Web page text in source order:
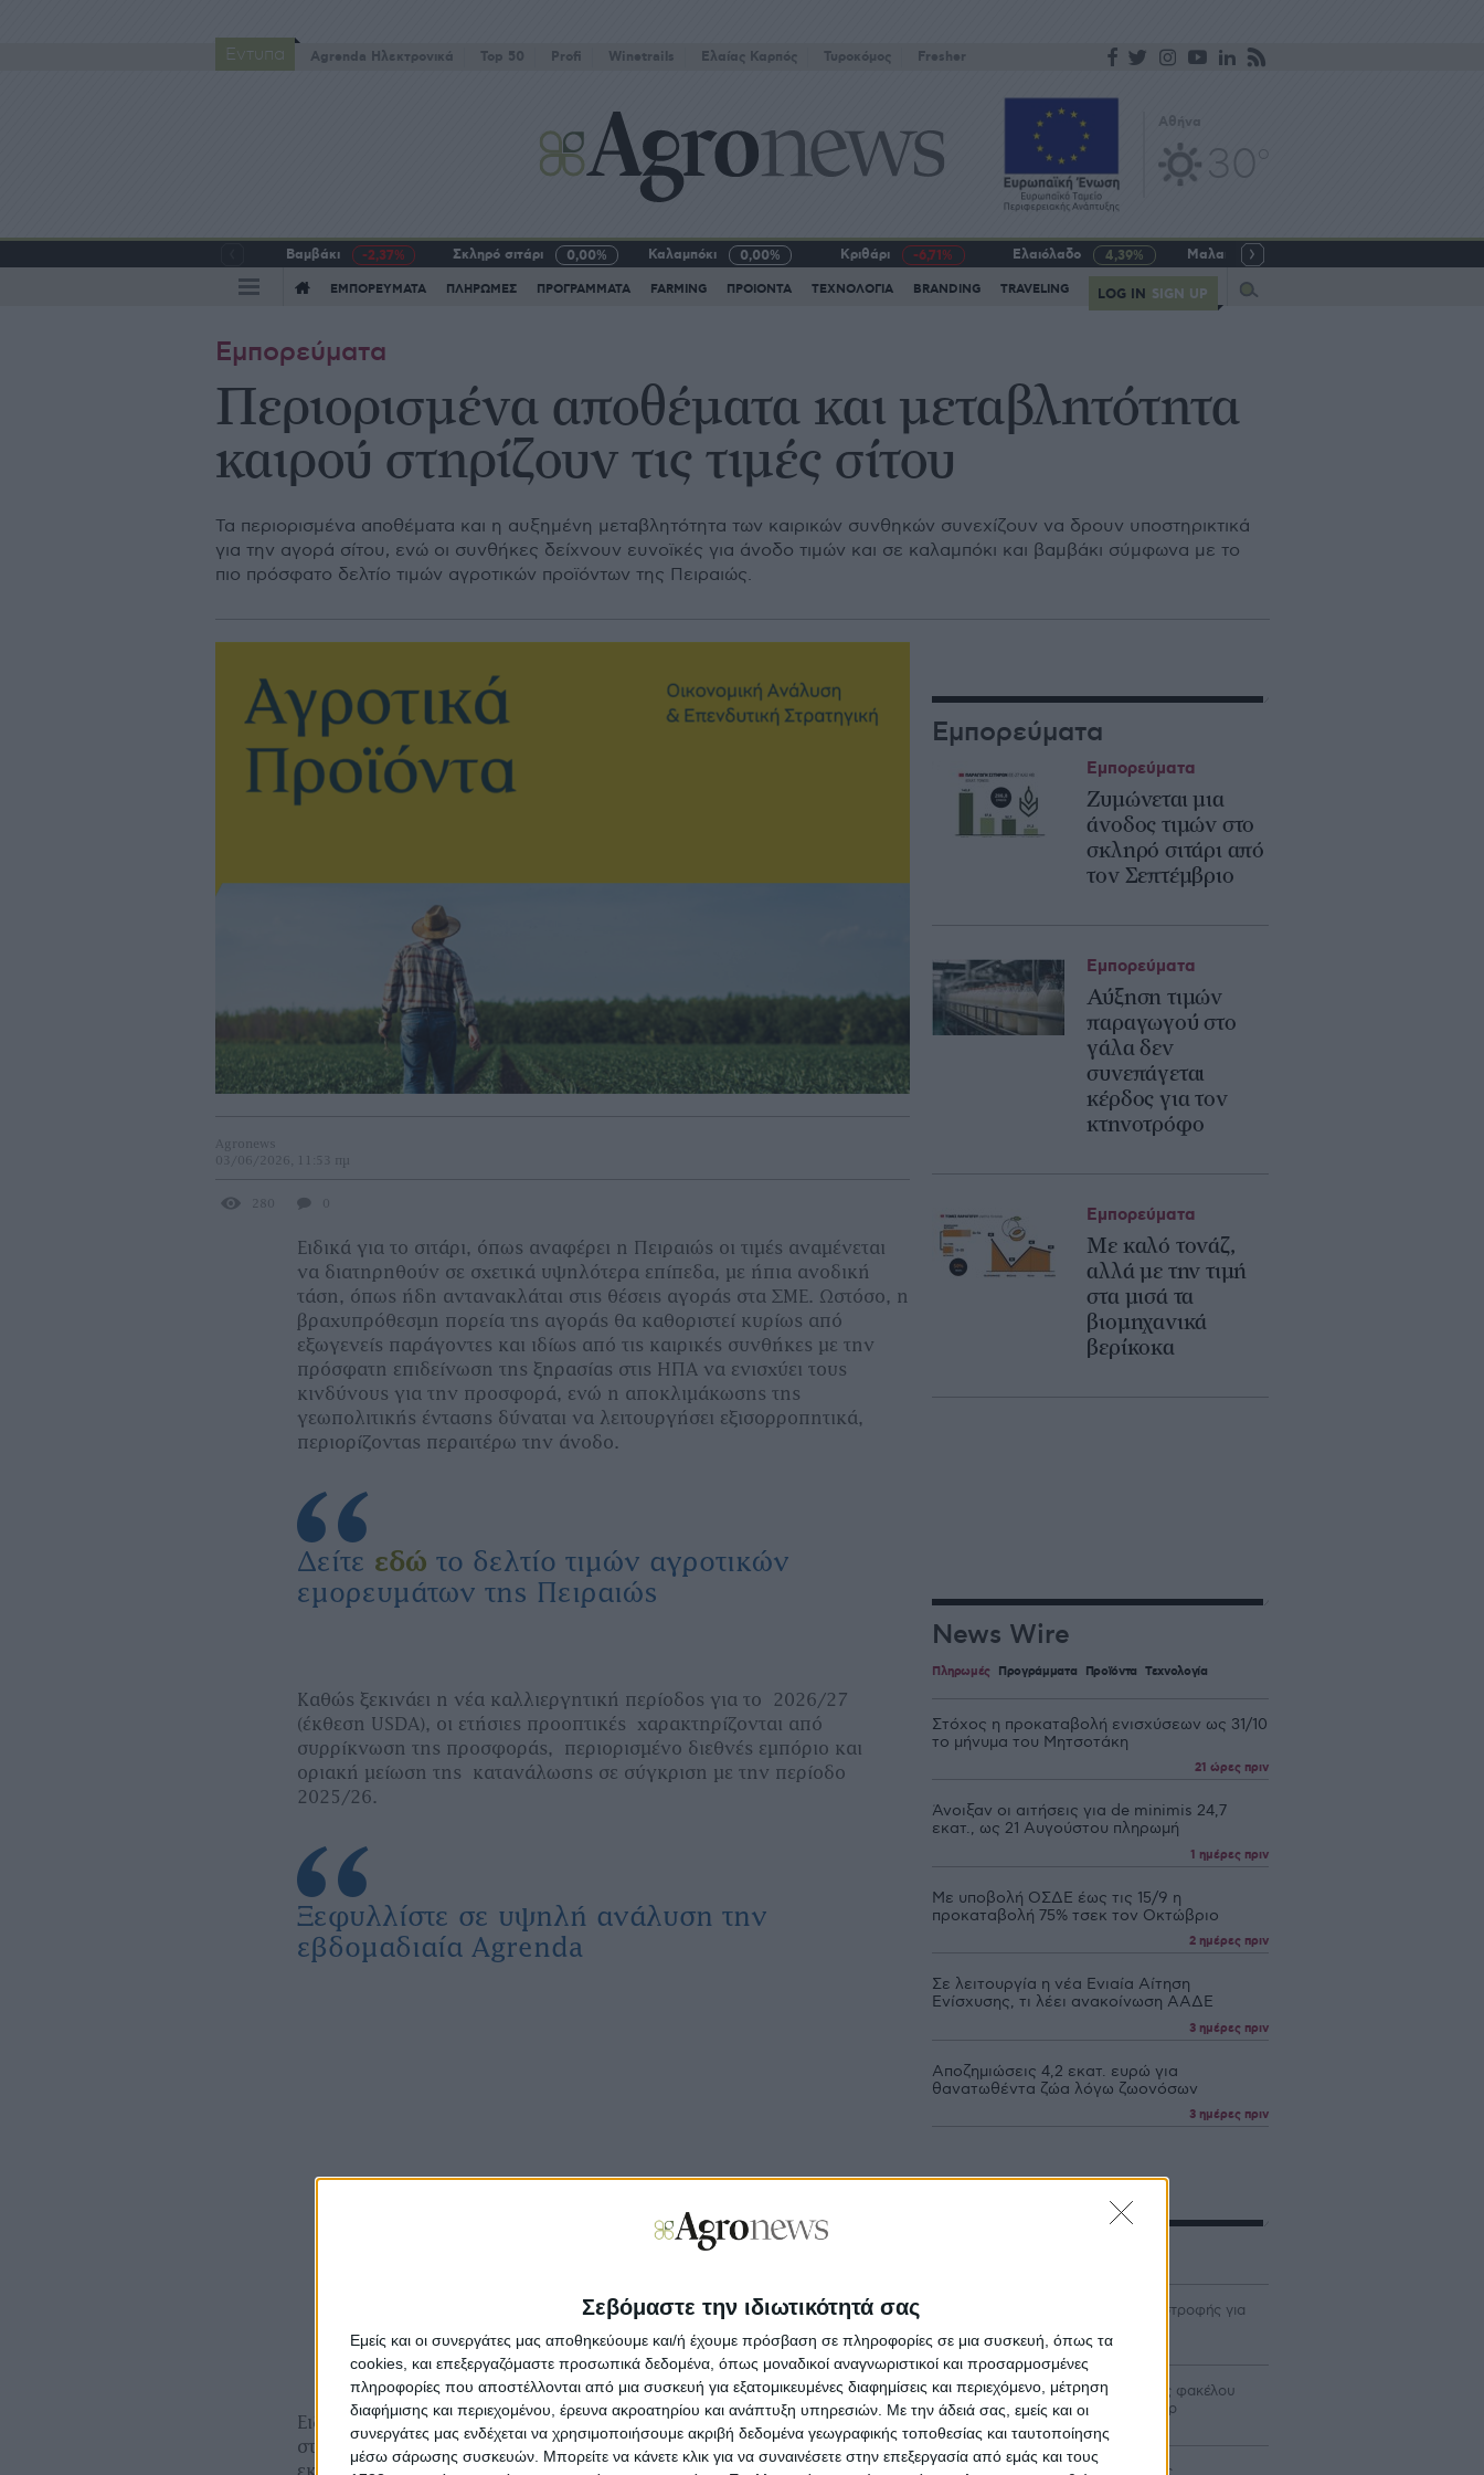
Σεβόμαστε την ιδιωτικότητά σας
Εμείς και οι συνεργάτες μας αποθηκεύουμε και/ή έχουμε πρόσβαση σε πληροφορίες σε μια συσκευή, όπως τα
cookies, και επεξεργαζόμαστε προσωπικά δεδομένα, όπως μοναδικοί αναγνωριστικοί και προσαρμοσμένες
πληροφορίες που αποστέλλονται από μια συσκευή για εξατομικευμένες διαφημίσεις και περιεχόμενο, μέτρηση
διαφήμισης και περιεχομένου, έρευνα ακροατηρίου και ανάπτυξη υπηρεσιών. Με την άδειά σας, εμείς και οι
συνεργάτες μας ενδέχεται να χρησιμοποιήσουμε ακριβή δεδομένα γεωγραφικής τοποθεσίας και ταυτοποίησης
μέσω σάρωσης συσκευών. Μπορείτε να κάνετε κλικ για να συναινέσετε στην επεξεργασία από εμάς και τους
Έντυπα Agrenda Ηλεκτρονικά Top 50 Profi Winetrails Eλαίας Καρπός Τυροκόμος Fresher
Βαμβάκι -2,37% Σκληρό σιτάρι 0,00% Καλαμπόκι 0,00% Κριθάρι -6,71% Ελαιόλαδο 4,39% Μαλακό σιτάρι
ΕΜΠΟΡΕΥΜΑΤΑ ΠΛΗΡΩΜΕΣ ΠΡΟΓΡΑΜΜΑΤΑ FARMING ΠΡΟΙΟΝΤΑ ΤΕΧΝΟΛΟΓΙΑ BRANDING TRAVELING LOG IN SIGN UP
Εμπορεύματα
Περιορισμένα αποθέματα και μεταβλητότητα
καιρού στηρίζουν τις τιμές σίτου
Τα περιορισμένα αποθέματα και η αυξημένη μεταβλητότητα των καιρικών συνθηκών συνεχίζουν να δρουν υποστηρικτικά
για την αγορά σίτου, ενώ οι συνθήκες δείχνουν ευνοϊκές για άνοδο τιμών και σε καλαμπόκι και βαμβάκι σύμφωνα με το
πιο πρόσφατο δελτίο τιμών αγροτικών προϊόντων της Πειραιώς.
Agronews
03/06/2026, 11:53 πμ
280 0
Ειδικά για το σιτάρι, όπως αναφέρει η Πειραιώς οι τιμές αναμένεται
να διατηρηθούν σε σχετικά υψηλότερα επίπεδα, με ήπια ανοδική
τάση, όπως ήδη αντανακλάται στις θέσεις αγοράς στα ΣΜΕ. Ωστόσο, η
βραχυπρόθεσμη πορεία της αγοράς θα καθοριστεί κυρίως από
εξωγενείς παράγοντες και ιδίως από τις καιρικές συνθήκες με την
πρόσφατη επιδείνωση της ξηρασίας στις ΗΠΑ να ενισχύει τους
κινδύνους για την προσφορά, ενώ η αποκλιμάκωσης της
γεωπολιτικής έντασης δύναται να λειτουργήσει εξισορροπητικά,
περιορίζοντας περαιτέρω την άνοδο.
Δείτε εδώ το δελτίο τιμών αγροτικών
εμορευμάτων της Πειραιώς
Καθώς ξεκινάει η νέα καλλιεργητική περίοδος για το 2026/27
(έκθεση USDA), οι ετήσιες προοπτικές χαρακτηρίζονται από
συρρίκνωση της προσφοράς, περιορισμένο διεθνές εμπόριο και
οριακή μείωση της κατανάλωσης σε σύγκριση με την περίοδο
2025/26.
Ξεφυλλίστε σε υψηλή ανάλυση την
εβδομαδιαία Agrenda
Ειδικότερα, η παγκόσμια παραγωγή αναμένεται να διαμορφωθεί
στους 819,1 εκατ. τόνους, καταγράφοντας υποχώρηση κατά 24,7
Εμπορεύματα
Ζυμώνεται μια
άνοδος τιμών στο
σκληρό σιτάρι από
τον Σεπτέμβριο
Εμπορεύματα
Αύξηση τιμών
παραγωγού στο
γάλα δεν
συνεπάγεται
κέρδος για τον
κτηνοτρόφο
Εμπορεύματα
Με καλό τονάζ,
αλλά με την τιμή
στα μισά τα
βιομηχανικά
βερίκοκα
Εμπορεύματα
News Wire
Πληρωμές Προγράμματα Προϊόντα Τεχνολογία
Στόχος η προκαταβολή ενισχύσεων ως 31/10
το μήνυμα του Μητσοτάκη
21 ώρες πριν
Άνοιξαν οι αιτήσεις για de minimis 24,7
εκατ., ως 21 Αυγούστου πληρωμή
1 ημέρες πριν
Με υποβολή ΟΣΔΕ έως τις 15/9 η
προκαταβολή 75% τσεκ τον Οκτώβριο
2 ημέρες πριν
Σε λειτουργία η νέα Ενιαία Αίτηση
Ενίσχυσης, τι λέει ανακοίνωση ΑΑΔΕ
3 ημέρες πριν
Αποζημιώσεις 4,2 εκατ. ευρώ για
θανατωθέντα ζώα λόγω ζωονόσων
3 ημέρες πριν
Μηχανισμό κεφαλαιακής επιστροφής για
Μερίδιο έως 40% σε δαπάνες φακέλου
στον Αναπτυξιακό για τρακτέρ